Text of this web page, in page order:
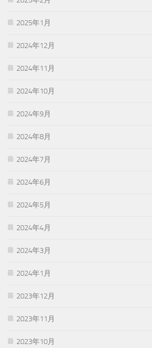
2025年1月
2024年12月
2024年11月
2024年10月
2024年9月
2024年8月
2024年7月
2024年6月
2024年5月
2024年4月
2024年3月
2024年1月
2023年12月
2023年11月
2023年10月